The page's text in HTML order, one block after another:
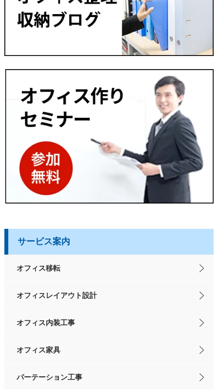
サービス案内
オフィス移転
オフィスレイアウト設計
オフィス内装工事
オフィス家具
パーテーション工事